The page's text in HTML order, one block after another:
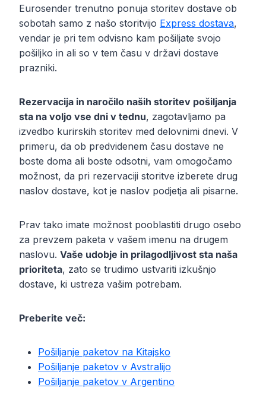
Eurosender trenutno ponuja storitev dostave ob
sobotah samo z našo storitvijo Express dostava,
vendar je pri tem odvisno kam pošiljate svojo
pošiljko in ali so v tem času v državi dostave
prazniki.
Rezervacija in naročilo naših storitev pošiljanja
sta na voljo vse dni v tednu, zagotavljamo pa
izvedbo kurirskih storitev med delovnimi dnevi. V
primeru, da ob predvidenem času dostave ne
boste doma ali boste odsotni, vam omogočamo
možnost, da pri rezervaciji storitve izberete drug
naslov dostave, kot je naslov podjetja ali pisarne.
Prav tako imate možnost pooblastiti drugo osebo
za prevzem paketa v vašem imenu na drugem
naslovu. Vaše udobje in prilagodljivost sta naša
prioriteta, zato se trudimo ustvariti izkušnjo
dostave, ki ustreza vašim potrebam.
Preberite več:
Pošiljanje paketov na Kitajsko
Pošiljanje paketov v Avstralijo
Pošiljanje paketov v Argentino